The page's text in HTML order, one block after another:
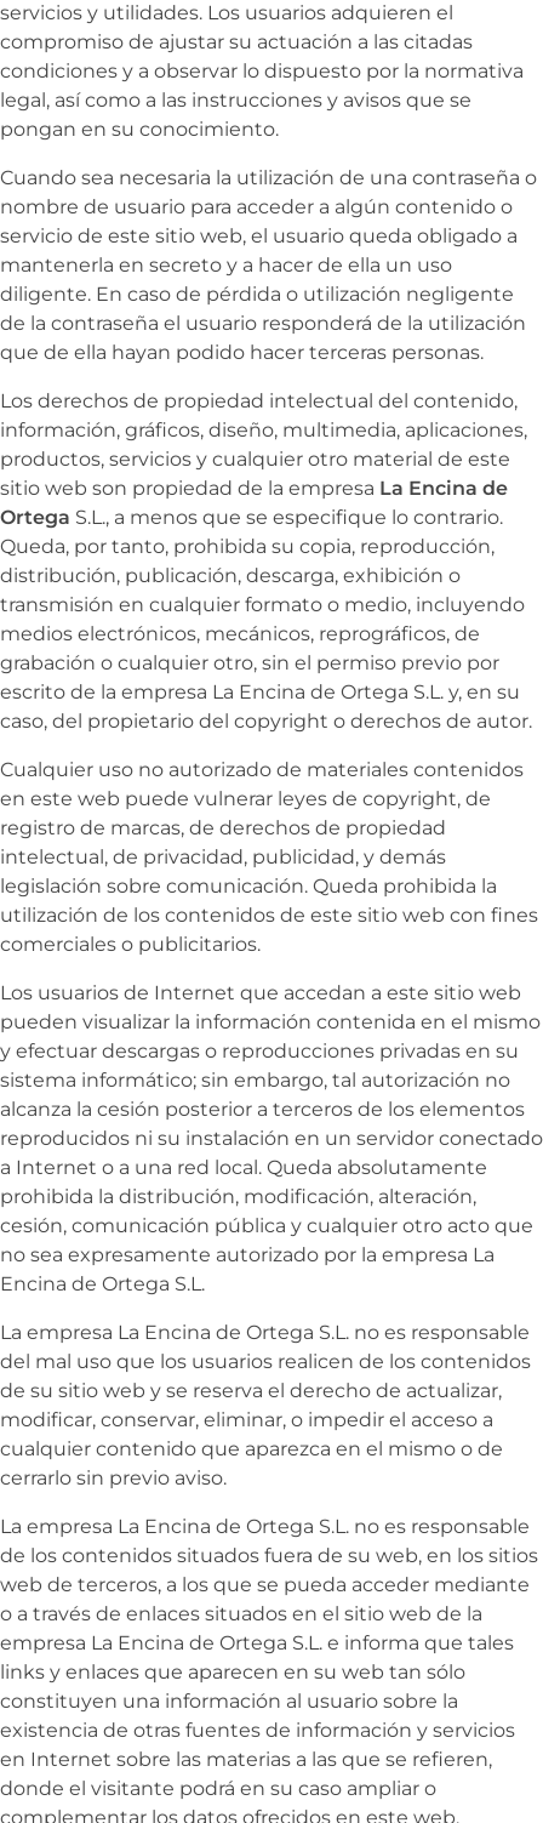
servicios y utilidades. Los usuarios adquieren el
compromiso de ajustar su actuación a las citadas
condiciones y a observar lo dispuesto por la normativa
legal, así como a las instrucciones y avisos que se
pongan en su conocimiento.
Cuando sea necesaria la utilización de una contraseña o
nombre de usuario para acceder a algún contenido o
servicio de este sitio web, el usuario queda obligado a
mantenerla en secreto y a hacer de ella un uso
diligente. En caso de pérdida o utilización negligente
de la contraseña el usuario responderá de la utilización
que de ella hayan podido hacer terceras personas.
Los derechos de propiedad intelectual del contenido,
información, gráficos, diseño, multimedia, aplicaciones,
productos, servicios y cualquier otro material de este
sitio web son propiedad de la empresa La Encina de
Ortega S.L., a menos que se especifique lo contrario.
Queda, por tanto, prohibida su copia, reproducción,
distribución, publicación, descarga, exhibición o
transmisión en cualquier formato o medio, incluyendo
medios electrónicos, mecánicos, reprográficos, de
grabación o cualquier otro, sin el permiso previo por
escrito de la empresa La Encina de Ortega S.L. y, en su
caso, del propietario del copyright o derechos de autor.
Cualquier uso no autorizado de materiales contenidos
en este web puede vulnerar leyes de copyright, de
registro de marcas, de derechos de propiedad
intelectual, de privacidad, publicidad, y demás
legislación sobre comunicación. Queda prohibida la
utilización de los contenidos de este sitio web con fines
comerciales o publicitarios.
Los usuarios de Internet que accedan a este sitio web
pueden visualizar la información contenida en el mismo
y efectuar descargas o reproducciones privadas en su
sistema informático; sin embargo, tal autorización no
alcanza la cesión posterior a terceros de los elementos
reproducidos ni su instalación en un servidor conectado
a Internet o a una red local. Queda absolutamente
prohibida la distribución, modificación, alteración,
cesión, comunicación pública y cualquier otro acto que
no sea expresamente autorizado por la empresa La
Encina de Ortega S.L.
La empresa La Encina de Ortega S.L. no es responsable
del mal uso que los usuarios realicen de los contenidos
de su sitio web y se reserva el derecho de actualizar,
modificar, conservar, eliminar, o impedir el acceso a
cualquier contenido que aparezca en el mismo o de
cerrarlo sin previo aviso.
La empresa La Encina de Ortega S.L. no es responsable
de los contenidos situados fuera de su web, en los sitios
web de terceros, a los que se pueda acceder mediante
o a través de enlaces situados en el sitio web de la
empresa La Encina de Ortega S.L. e informa que tales
links y enlaces que aparecen en su web tan sólo
constituyen una información al usuario sobre la
existencia de otras fuentes de información y servicios
en Internet sobre las materias a las que se refieren,
donde el visitante podrá en su caso ampliar o
complementar los datos ofrecidos en este web,